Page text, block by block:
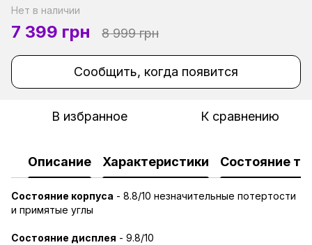
Нет в наличии
7 399 грн 8 999 грн
Сообщить, когда появится
В избранное К сравнению
Описание Характеристики Состояние
Состояние корпуса - 8.8/10 незначительные потертости
и примятые углы
Состояние дисплея - 9.8/10